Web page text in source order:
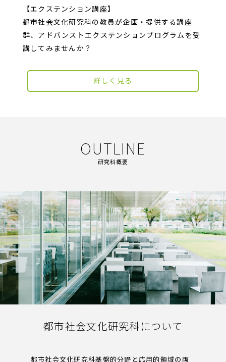
【エクステンション講座】
都市社会文化研究科の教員が企画・提供する講座
群、アドバンストエクステンションプログラムを受
講してみませんか？
詳しく見る
OUTLINE
研究科概要
都市社会文化研究科について
都市社会文化研究科基盤的分野と応用的領域の両